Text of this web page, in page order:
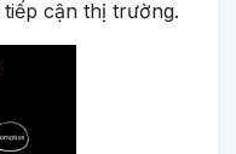
cận thị trường.